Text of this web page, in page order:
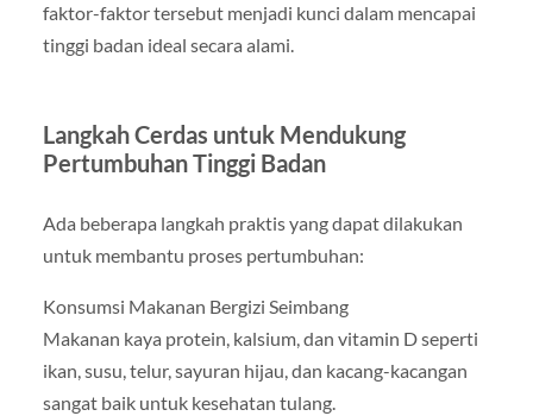
faktor-faktor tersebut menjadi kunci dalam mencapai
tinggi badan ideal secara alami.
Langkah Cerdas untuk Mendukung
Pertumbuhan Tinggi Badan
Ada beberapa langkah praktis yang dapat dilakukan
untuk membantu proses pertumbuhan:
Konsumsi Makanan Bergizi Seimbang
Makanan kaya protein, kalsium, dan vitamin D seperti
ikan, susu, telur, sayuran hijau, dan kacang-kacangan
sangat baik untuk kesehatan tulang.